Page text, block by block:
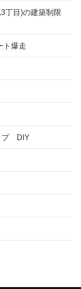
丁目)の建築制限
ト爆走
プ DIY